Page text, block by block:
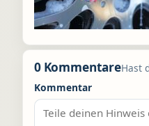
0 KommentareHast
Kommentar